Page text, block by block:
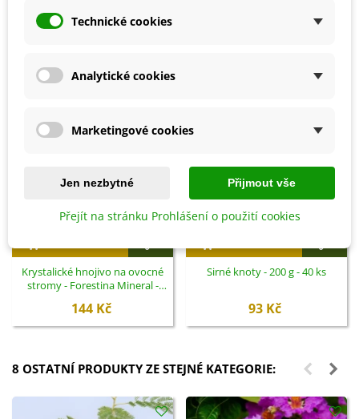
SOUVISEJÍCÍ PRODUKTY
Přidat do košíku
Krystalické hnojivo na ovocné
stromy - Forestina Mineral -
144 Kč
Přidat do košíku
Sirné knoty - 200 g - 40 ks
93 Kč
8 OSTATNÍ PRODUKTY ZE STEJNÉ KATEGORIE:
Technické cookies
Analytické cookies
Marketingové cookies
Jen nezbytné Přijmout vše
Přejít na stránku Prohlášení o použití cookies